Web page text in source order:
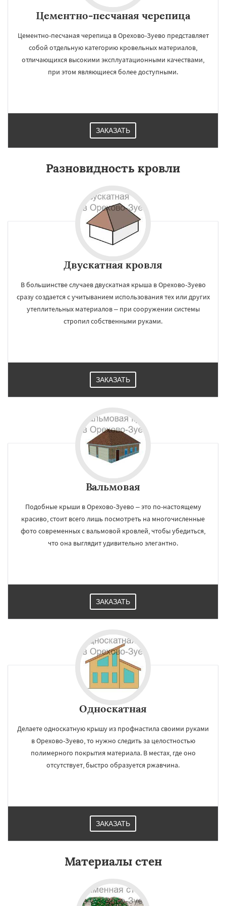
Цементно-песчаная черепица
Цементно-песчаная черепица в Орехово-Зуево представляет
собой отдельную категорию кровельных материалов,
отличающихся высокими эксплуатационными качествами,
при этом являющиеся более доступными.
ЗАКАЗАТЬ
Разновидность кровли
Двускатная кровля
В большинстве случаев двускатная крыша в Орехово-Зуево
сразу создается с учитыванием использования тех или других
утеплительных материалов – при сооружении системы
стропил собственными руками.
ЗАКАЗАТЬ
Вальмовая
Подобные крыши в Орехово-Зуево – это по-настоящему
красиво, стоит всего лишь посмотреть на многочисленные
фото современных с вальмовой кровлей, чтобы убедиться,
что она выглядит удивительно элегантно.
ЗАКАЗАТЬ
Односкатная
Делаете односкатную крышу из профнастила своими руками
в Орехово-Зуево, то нужно следить за целостностью
полимерного покрытия материала. В местах, где оно
отсутствует, быстро образуется ржавчина.
ЗАКАЗАТЬ
Материалы стен